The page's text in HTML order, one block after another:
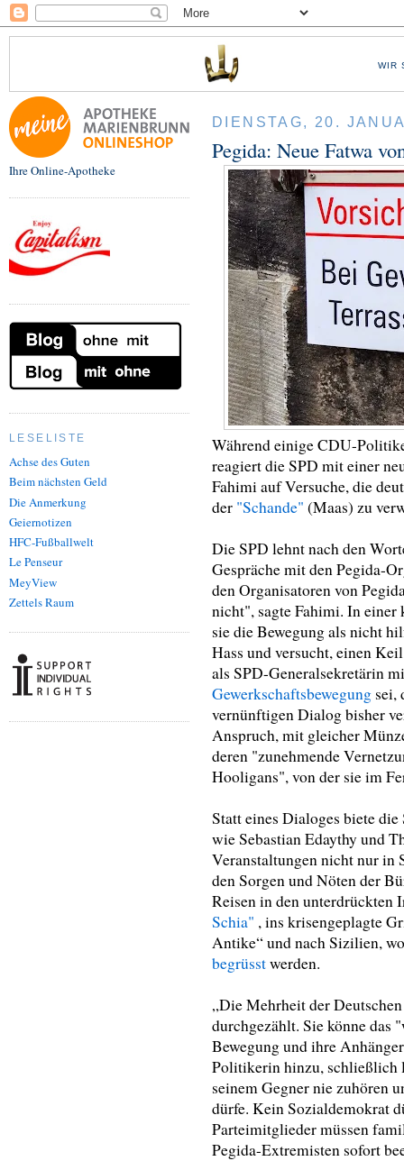
WIR
Ihre Online-Apotheke
LESELISTE
Achse des Guten
Beim nächsten Geld
Die Anmerkung
Geiernotizen
HFC-Fußballwelt
Le Penseur
MeyView
Zettels Raum
DIENSTAG, 20.
Pegida: Neue Fatwa
Während einige CDU-
reagiert die SPD mit einer
Fahimi auf Versuche, die
der "Schande" (Maas) zu
Die SPD lehnt nach den
Gespräche mit den Pegida-
den Organisatoren von
nicht", sagte Fahimi. In einer
sie die Bewegung als nicht
Hass und versucht, einen
als SPD-Generalsekretärin
Gewerkschaftsbewegung sei,
vernünftigen Dialog bisher
Anspruch, mit gleicher
deren "zunehmende
Hooligans", von der sie im
Statt eines Dialoges biete
wie Sebastian Edaythy und
Veranstaltungen nicht nur in
den Sorgen und Nöten der
Reisen in den unterdrückten
Schia" , ins krisengeplagte
Antike“ und nach Sizilien,
begrüsstwerden.
„Die Mehrheit der
durchgezählt. Sie könne das
Bewegung und ihre
Politikerin hinzu, schließlich
seinem Gegner nie zuhören
dürfe. Kein Sozialdemokrat
Parteimitglieder müssen
Pegida-Extremisten sofort